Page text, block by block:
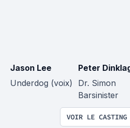
Jason Lee
Underdog (voix)
Peter
Dr. Simon
Barsinister
VOIR LE CASTING